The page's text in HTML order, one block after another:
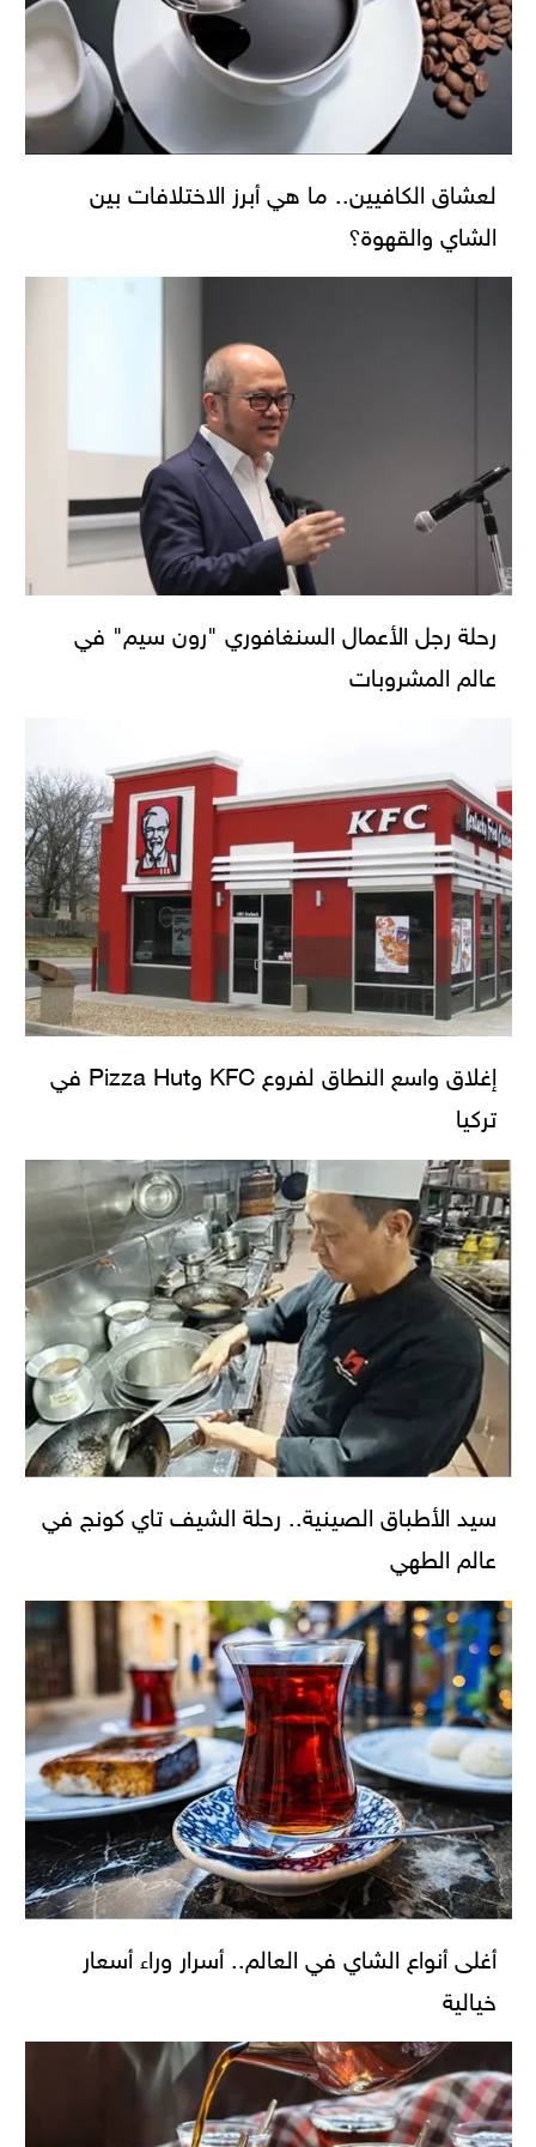
لعشاق الكافيين.. ما هي أبرز الاختلافات بين
الشاي والقهوة؟
رحلة رجل الأعمال السنغافوري "رون سيم" في
عالم المشروبات
إغلاق واسع النطاق لفروع KFC وPizza Hut في
تركيا
سيد الأطباق الصينية.. رحلة الشيف تاي كونج في
عالم الطهي
أغلى أنواع الشاي في العالم.. أسرار وراء أسعار
خيالية